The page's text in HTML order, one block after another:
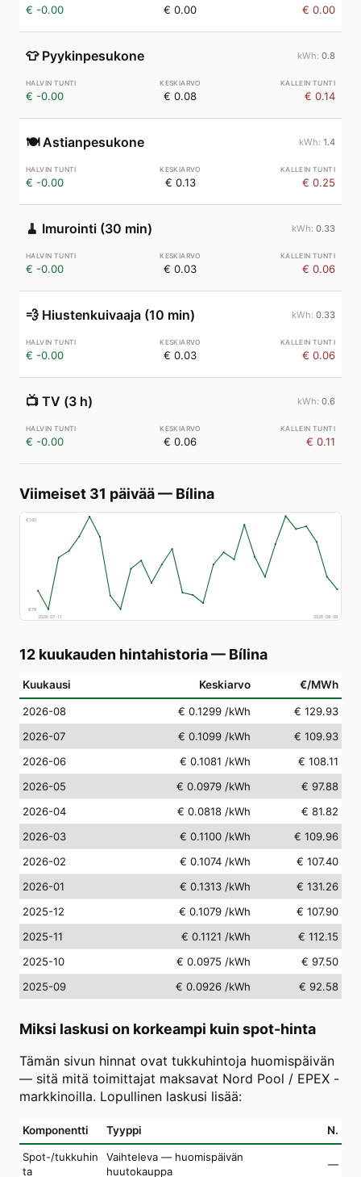
€ -0.00 € 0.00 € 0.00
👕 Pyykinpesukone 0.8
€ -0.00 € 0.08 € 0.14
🍽️ Astianpesukone 1.4
€ -0.00 € 0.13 € 0.25
🧹 Imurointi (30 min) 0.33
€ -0.00 € 0.03 € 0.06
💨 Hiustenkuivaaja (10 min) 0.33
€ -0.00 € 0.03 € 0.06
📺 TV (3 h) 0.6
€ -0.00 € 0.06 € 0.11
Viimeiset 31 päivää— Bílina
€160
€78
2026-07-11
2026-08-09
12 kuukauden hintahistoria— Bílina
Kuukausi Keskiarvo €/MWh
2026-08 € 0.1299 /kWh
€ 129.93
2026-07
€ 0.1099 /kWh
€ 109.93
2026-06
€ 0.1081 /kWh
€ 108.11
2026-05
€ 0.0979 /kWh
€ 97.88
2026-04
€ 0.0818 /kWh
€ 81.82
2026-03
€ 0.1100 /kWh
€ 109.96
2026-02
€ 0.1074 /kWh
€ 107.40
2026-01
€ 0.1313 /kWh
€ 131.26
2025-12
€ 0.1079 /kWh
€ 107.90
2025-11
€ 0.1121 /kWh
€ 112.15
2025-10
€ 0.0975 /kWh
€ 97.50
2025-09
€ 0.0926 /kWh € 92.58
Miksi laskusi on korkeampi kuin spot-hinta
Tämän sivun hinnat ovat tukkuhintoja huomispäivän
— sitä mitä toimittajat maksavat Nord Pool / EPEX -
markkinoilla. Lopullinen laskusi lisää:
Komponentti Tyyppi N.
Spot-/tukkuhin
ta
Vaihteleva — huomispäivän
huutokauppa
—